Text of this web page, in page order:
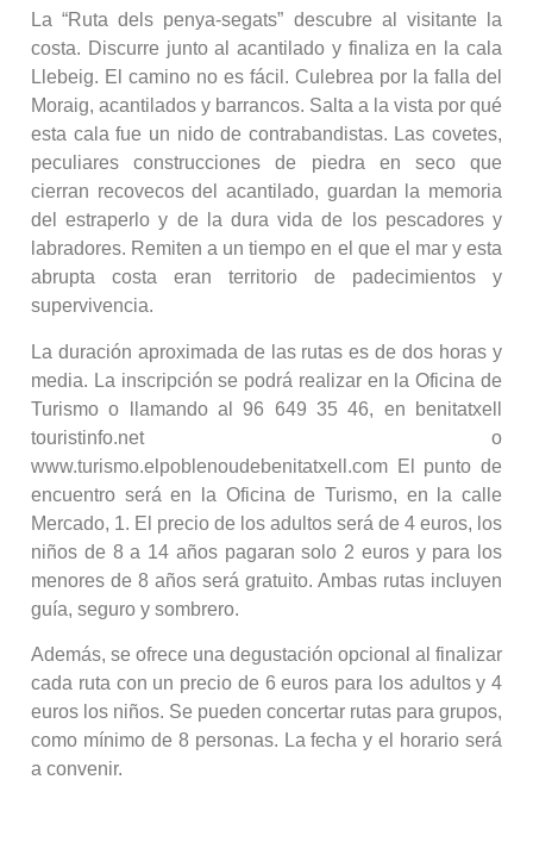
La “Ruta dels penya-segats” descubre al visitante la
costa. Discurre junto al acantilado y finaliza en la cala
Llebeig. El camino no es fácil. Culebrea por la falla del
Moraig, acantilados y barrancos. Salta a la vista por qué
esta cala fue un nido de contrabandistas. Las covetes,
peculiares construcciones de piedra en seco que
cierran recovecos del acantilado, guardan la memoria
del estraperlo y de la dura vida de los pescadores y
labradores. Remiten a un tiempo en el que el mar y esta
abrupta costa eran territorio de padecimientos y
supervivencia.
La duración aproximada de las rutas es de dos horas y
media. La inscripción se podrá realizar en la Oficina de
Turismo o llamando al 96 649 35 46, en benitatxell
touristinfo.net o
www.turismo.elpoblenoudebenitatxell.com El punto de
encuentro será en la Oficina de Turismo, en la calle
Mercado, 1. El precio de los adultos será de 4 euros, los
niños de 8 a 14 años pagaran solo 2 euros y para los
menores de 8 años será gratuito. Ambas rutas incluyen
guía, seguro y sombrero.
Además, se ofrece una degustación opcional al finalizar
cada ruta con un precio de 6 euros para los adultos y 4
euros los niños. Se pueden concertar rutas para grupos,
como mínimo de 8 personas. La fecha y el horario será
a convenir.